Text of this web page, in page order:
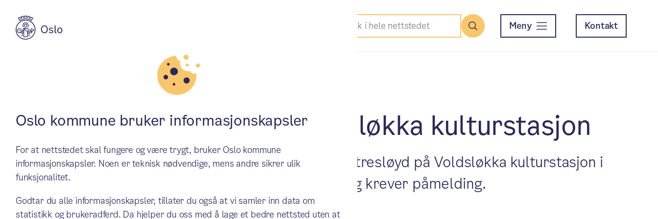
Meny Kontakt
Tresløyd for barn på Voldsløkka kulturstasjon
Oslo kulturskole starter opp et nytt gratis kurs i tresløyd på Voldsløkka kulturstasjon i
januar. Kurset er for barn i alderen 10 til 12 år og krever påmelding.
Oslo kommune bruker informasjonskapsler
For at nettstedet skal fungere og være trygt, bruker Oslo kommune
informasjonskapsler. Noen er teknisk nødvendige, mens andre sikrer ulik
funksjonalitet.
Godtar du alle informasjonskapsler, tillater du også at vi samler inn data om
statistikk og brukeradferd. Da hjelper du oss med å lage et bedre nettsted uten at